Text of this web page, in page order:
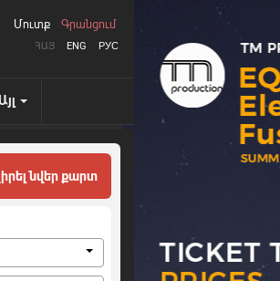
ՀԱՅ ENG РУС
Մուտք Գրանցում
նվեր քարտ